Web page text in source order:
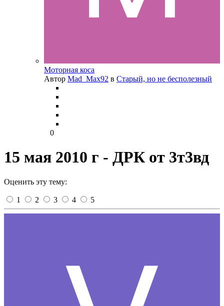
Моторная коса
Автор Mad_Max92 в Старый, но не бесполезный
0
15 мая 2010 г - ДРК от 3т3вд
Оценить эту тему:
1 2 3 4 5